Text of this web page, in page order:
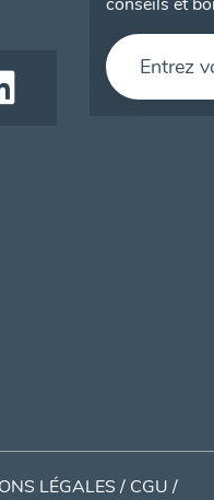
LÉGALES / CGU /